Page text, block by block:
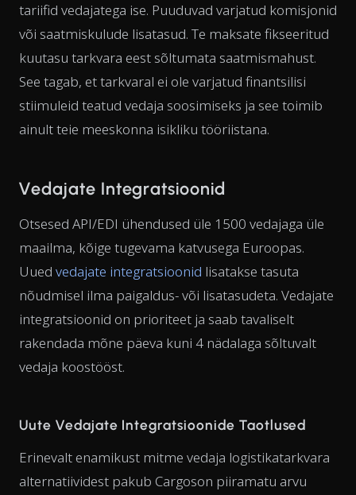
tariifid vedajatega ise. Puuduvad varjatud komisjonid
või saatmiskulude lisatasud. Te maksate fikseeritud
kuutasu tarkvara eest sõltumata saatmismahust.
See tagab, et tarkvaral ei ole varjatud finantsilisi
stiimuleid teatud vedaja soosimiseks ja see toimib
ainult teie meeskonna isikliku tööriistana.
Vedajate Integratsioonid
Otsesed API/EDI ühendused üle 1500 vedajaga üle
maailma, kõige tugevama katvusega Euroopas.
Uued vedajate integratsioonid lisatakse tasuta
nõudmisel ilma paigaldus- või lisatasudeta. Vedajate
integratsioonid on prioriteet ja saab tavaliselt
rakendada mõne päeva kuni 4 nädalaga sõltuvalt
vedaja koostööst.
Uute Vedajate Integratsioonide Taotlused
Erinevalt enamikust mitme vedaja logistikatarkvara
alternatiividest pakub Cargoson piiramatu arvu